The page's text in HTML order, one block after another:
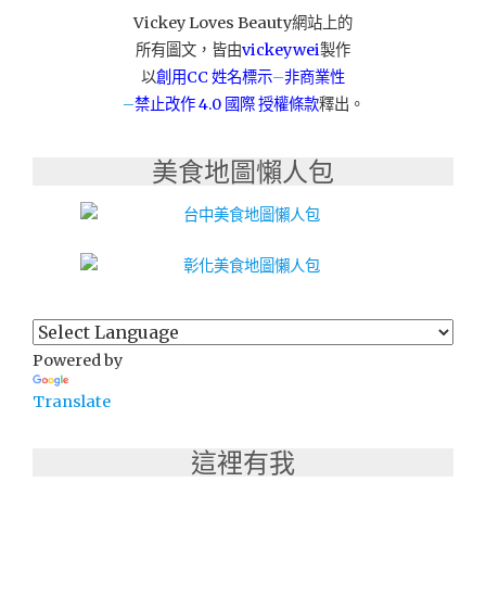
森
樓
梯
升
降
Vickey Loves Beauty網站上的
所有圖文，皆由vickeywei製作
以創用CC 姓名標示–非商業性
–禁止改作4.0 國際 授權條款釋出。
美食地圖懶人包
Powered by
Translate
這裡有我